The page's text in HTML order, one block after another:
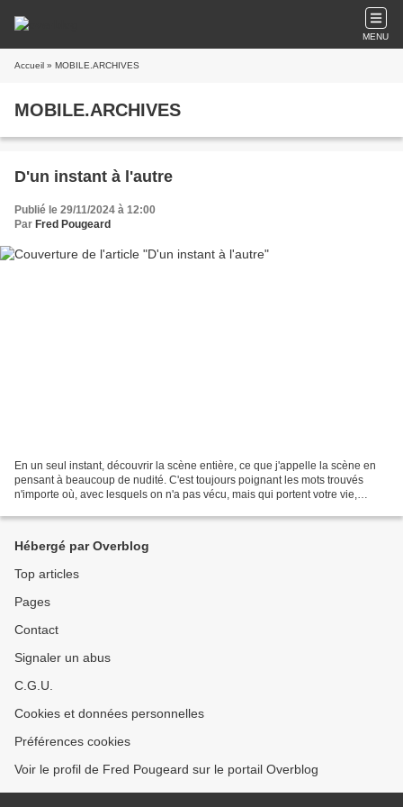
MENU
Accueil » MOBILE.ARCHIVES
MOBILE.ARCHIVES
D'un instant à l'autre
Publié le 29/11/2024 à 12:00
Par Fred Pougeard
En un seul instant, découvrir la scène entière, ce que j'appelle la scène en
pensant à beaucoup de nudité. C'est toujours poignant les mots trouvés
n'importe où, avec lesquels on n'a pas vécu, mais qui portent votre vie,
Hébergé par Overblog
Top articles
Pages
Contact
Signaler un abus
C.G.U.
Cookies et données personnelles
Préférences cookies
Voir le profil de Fred Pougeard sur le portail Overblog